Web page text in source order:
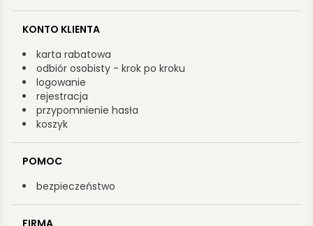
KONTO KLIENTA
karta rabatowa
odbiór osobisty - krok po kroku
logowanie
rejestracja
przypomnienie hasła
koszyk
POMOC
bezpieczeństwo
FIRMA